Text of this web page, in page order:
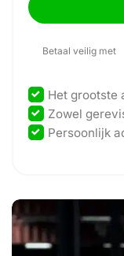
Betaal veilig met
Het grootste
Zowel
Persoonlijk